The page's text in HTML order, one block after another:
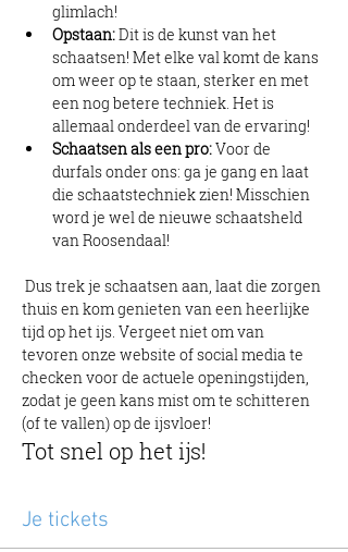
glimlach!
Opstaan: Dit is de kunst van het
schaatsen! Met elke val komt de kans
om weer op te staan, sterker en met
een nog betere techniek. Het is
allemaal onderdeel van de ervaring!
Schaatsen als een pro: Voor de
durfals onder ons: ga je gang en laat
die schaatstechniek zien! Misschien
word je wel de nieuwe schaatsheld
van Roosendaal!
thuis en kom genieten van een heerlijke
tijd op het ijs. Vergeet niet om van
tevoren onze website of social media te
checken voor de actuele openingstijden,
zodat je geen kans mist om te schitteren
(of te vallen) op de ijsvloer!
Tot snel op het ijs!
Je tickets